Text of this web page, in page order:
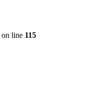
on line 115